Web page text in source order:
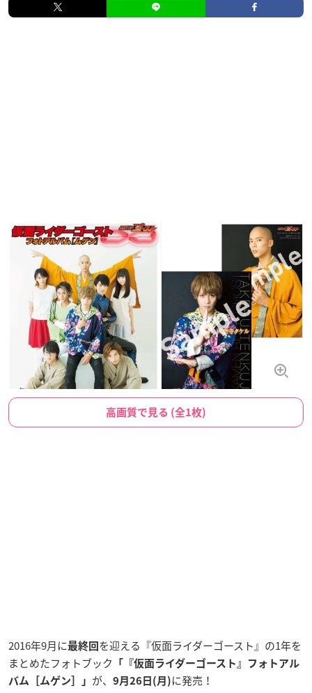
高画質で見る (全1枚)
2016年9月に最終回 を迎える『仮面ライダーゴースト』の1年を
まとめたフォトブック
「『仮面ライダーゴースト』
フォトアル
バム［ムゲン］」 が、 9月26日(月) に発売！